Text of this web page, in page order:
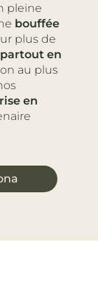
pleine
bouffée
plus de
en
au plus
en